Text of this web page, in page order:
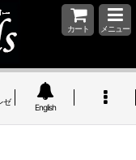
カート メニュー
ゼ
English